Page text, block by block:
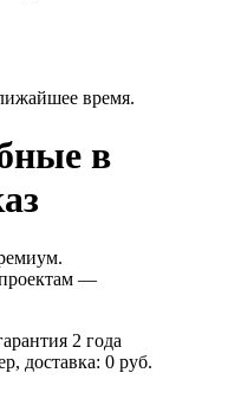
время.
в
—
2 года
доставка: 0 руб.